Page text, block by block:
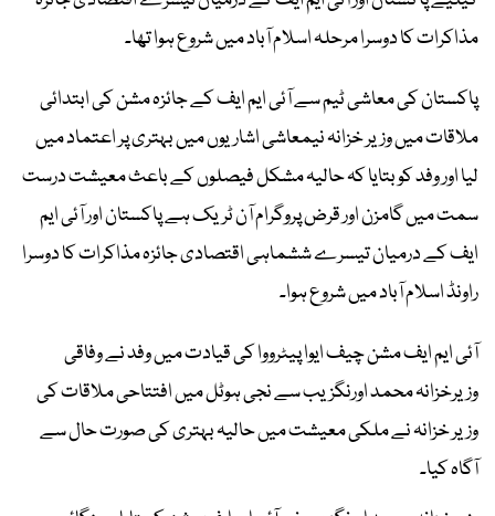
مذاکرات کا دوسرا مرحلہ اسلام آباد میں شروع ہوا تھا۔
پاکستان کی معاشی ٹیم سے آئی ایم ایف کے جائزہ مشن کی ابتدائی
ملاقات میں وزیر خزانہ نیمعاشی اشاریوں میں بہتری پر اعتماد میں
لیا اور وفد کو بتایا کہ حالیہ مشکل فیصلوں کے باعث معیشت درست
سمت میں گامزن اور قرض پروگرام آن ٹریک ہے پاکستان اور آئی ایم
ایف کے درمیان تیسرے ششماہی اقتصادی جائزہ مذاکرات کا دوسرا
راونڈ اسلام آباد میں شروع ہوا۔
آئی ایم ایف مشن چیف ایوا پیٹرووا کی قیادت میں وفد نے وفاقی
وزیرخزانہ محمد اورنگزیب سے نجی ہوٹل میں افتتاحی ملاقات کی
وزیر خزانہ نے ملکی معیشت میں حالیہ بہتری کی صورت حال سے
آگاہ کیا۔